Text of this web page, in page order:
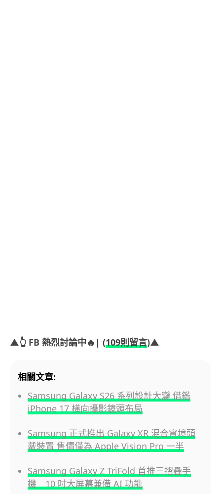
▲👆 FB 熱烈討論中🔥| (109則留言)▲
相關文章:
Samsung Galaxy S26 系列設計大變 借鑑
iPhone 17 橫向攝影鏡頭布局
Samsung 正式推出 Galaxy XR 混合實境頭
戴裝置 售價僅為 Apple Vision Pro 一半
Samsung Galaxy Z TriFold 首推三摺疊手
機 10 吋大屏幕兼備 AI 功能